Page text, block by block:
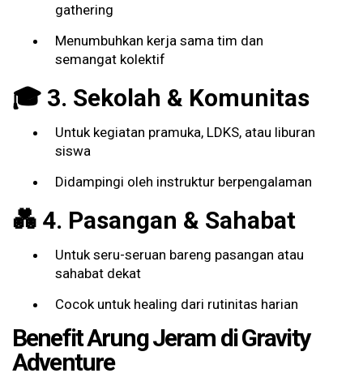
gathering
Menumbuhkan kerja sama tim dan
semangat kolektif
🎓 3. Sekolah & Komunitas
Untuk kegiatan pramuka, LDKS, atau liburan
siswa
Didampingi oleh instruktur berpengalaman
💑 4. Pasangan & Sahabat
Untuk seru-seruan bareng pasangan atau
sahabat dekat
Cocok untuk healing dari rutinitas harian
Benefit Arung Jeram di Gravity
Adventure